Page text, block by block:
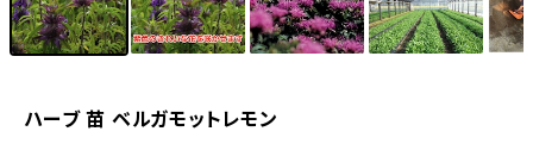
ハーブ 苗 ベルガモットレモン